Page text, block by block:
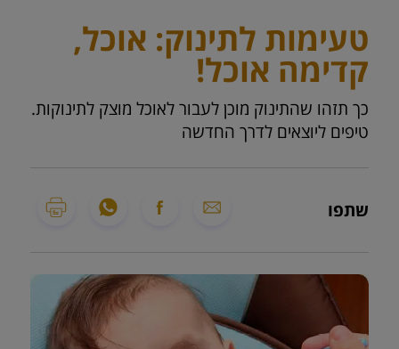
טעימות לתינוק: אוכל,
קדימה אוכל!
כך תזהו שהתינוק מוכן לעבור לאוכל מוצק לתינוקות.
טיפים ליוצאים לדרך החדשה
שתפו